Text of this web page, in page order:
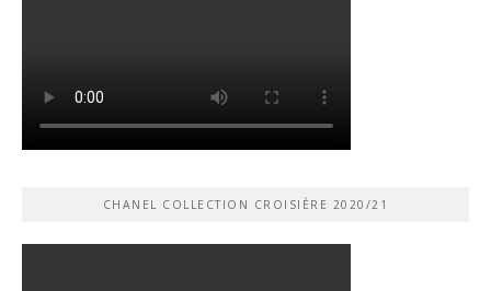
CHANEL COLLECTION CROISIÈRE 2020/21